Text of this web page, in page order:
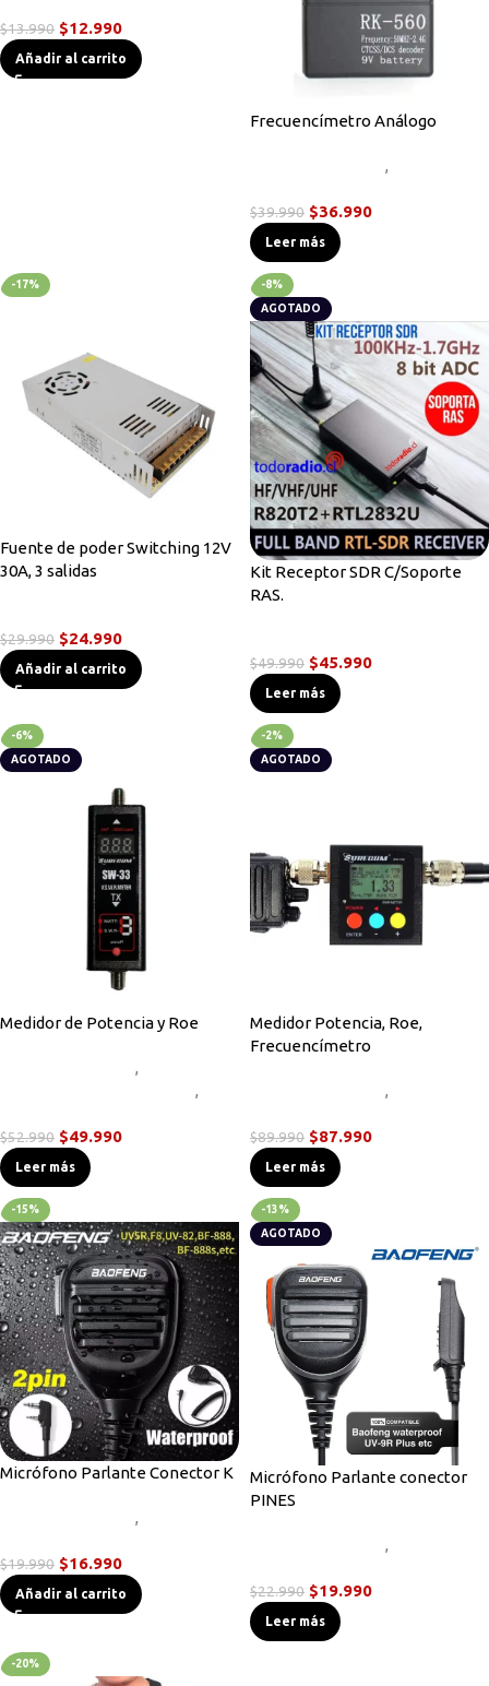
$13.990 $12.990
Añadir al carrito
Frecuencímetro Análogo
,
$39.990 $36.990
Leer más
-17%
Fuente de poder Switching 12V
30A, 3 salidas
$29.990 $24.990
Añadir al carrito
-8%
AGOTADO
Kit Receptor SDR C/Soporte
RAS.
$49.990 $45.990
Leer más
-6%
AGOTADO
Medidor de Potencia y Roe
,
,
$52.990 $49.990
Leer más
-2%
AGOTADO
Medidor Potencia, Roe,
Frecuencímetro
,
$89.990 $87.990
Leer más
-15%
Micrófono Parlante Conector K
,
$19.990 $16.990
Añadir al carrito
-13%
AGOTADO
Micrófono Parlante conector
PINES
,
$22.990 $19.990
Leer más
-20%